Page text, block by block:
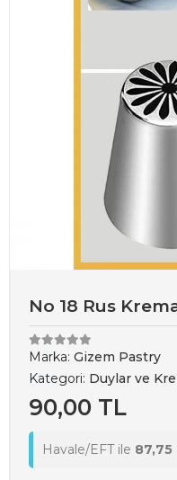
No 18 Rus
Marka: Gizem Pastry
Kategori: Duylar ve
90,00 TL
Havale/EFT ile 87,75